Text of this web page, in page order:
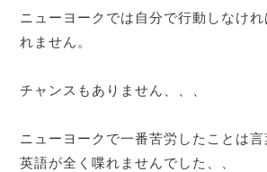
ニューヨークでは自分で行動しなけれ
れません。
チャンスもありません、、、
ニューヨークで一番苦労したことは
英語が全く喋れませんでした、、